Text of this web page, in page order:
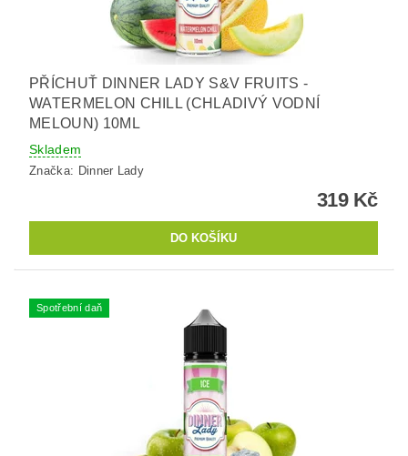
PŘÍCHUŤ DINNER LADY S&V FRUITS -
WATERMELON CHILL (CHLADIVÝ VODNÍ
MELOUN) 10ML
Skladem
Značka: Dinner Lady
319 Kč
Spotřební daň